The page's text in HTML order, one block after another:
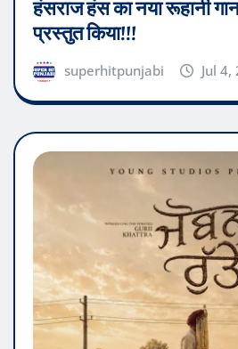
हंसराज हंस का नया रूहानी
प्रस्तुत किया!!!
superhitpunjabi Jul 4,